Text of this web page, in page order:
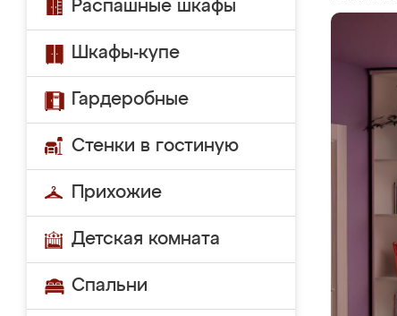
Распашные шкафы
Шкафы-купе
Гардеробные
Стенки в гостиную
Прихожие
Детская комната
Спальни